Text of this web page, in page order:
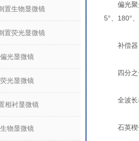
置生物显微镜
置荧光显微镜
光显微镜
光显微镜
相衬显微镜
物显微镜
偏光聚光
5°、180°
补偿器：
四分之一
全波长补
石英楔子